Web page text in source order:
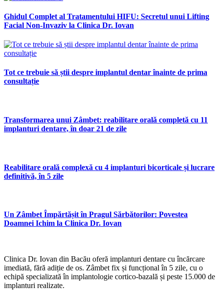
Ghidul Complet al Tratamentului HIFU: Secretul unui Lifting
Facial Non-Invaziv la Clinica Dr. Iovan
Tot ce trebuie să știi despre implantul dentar înainte de prima
consultație
Transformarea unui Zâmbet: reabilitare orală completă cu 11
implanturi dentare, în doar 21 de zile
Reabilitare orală complexă cu 4 implanturi bicorticale și lucrare
definitivă, în 5 zile
Un Zâmbet Împărtășit în Pragul Sărbătorilor: Povestea
Doamnei Ichim la Clinica Dr. Iovan
Clinica Dr. Iovan din Bacău oferă implanturi dentare cu încărcare
imediată, fără adiție de os. Zâmbet fix și funcțional în 5 zile, cu o
echipă specializată în implantologie cortico-bazală și peste 15.000 de
implanturi realizate.